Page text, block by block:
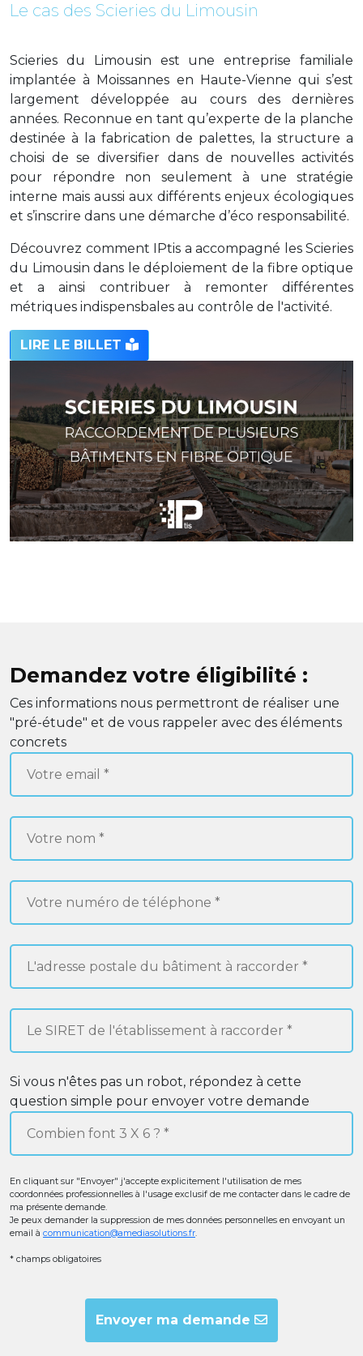
Le cas des Scieries du Limousin
Scieries du Limousin est une entreprise familiale
implantée à Moissannes en Haute-Vienne qui s’est
largement développée au cours des dernières
années. Reconnue en tant qu’experte de la planche
destinée à la fabrication de palettes, la structure a
choisi de se diversifier dans de nouvelles activités
pour répondre non seulement à une stratégie
interne mais aussi aux différents enjeux écologiques
et s’inscrire dans une démarche d’éco responsabilité.
Découvrez comment IPtis a accompagné les Scieries
du Limousin dans le déploiement de la fibre optique
et a ainsi contribuer à remonter différentes
métriques indispensbales au contrôle de l'activité.
LIRE LE BILLET
Demandez votre éligibilité :
Ces informations nous permettront de réaliser une
"pré-étude" et de vous rappeler avec des éléments
concrets
Si vous n'êtes pas un robot, répondez à cette
question simple pour envoyer votre demande
En cliquant sur "Envoyer" j'accepte explicitement l'utilisation de mes
coordonnées professionnelles à l'usage exclusif de me contacter dans le cadre de
ma présente demande.
Je peux demander la suppression de mes données personnelles en envoyant un
email à communication@amediasolutions.fr.
* champs obligatoires
Envoyer ma demande